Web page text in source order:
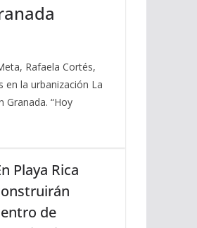
Rafaela Cortés,
en la urbanización La
Granada. “Hoy
Playa Rica
de